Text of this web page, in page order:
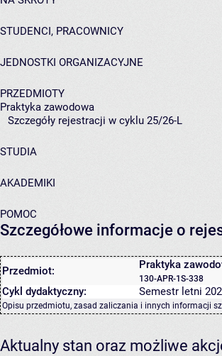
STUDENCI, PRACOWNICY
JEDNOSTKI ORGANIZACYJNE
PRZEDMIOTY
Praktyka zawodowa
Szczegóły rejestracji w cyklu 25/26-L
STUDIA
AKADEMIKI
POMOC
Szczegółowe informacje o
Przedmiot: Praktyka
130-APR-1S-338
Cykl dydaktyczny: Semestr letni
Opisu przedmiotu, zasad zaliczania i innych informacji
Aktualny stan oraz możliwe